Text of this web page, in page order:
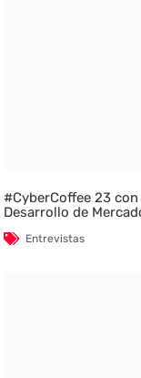
#CyberCoffee 23
Desarrollo de
Entrevistas